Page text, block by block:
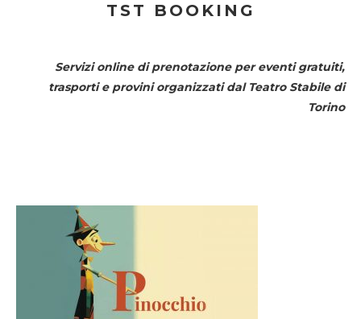
TST BOOKING
Servizi online di prenotazione per eventi gratuiti,
trasporti e provini organizzati dal Teatro Stabile di
Torino